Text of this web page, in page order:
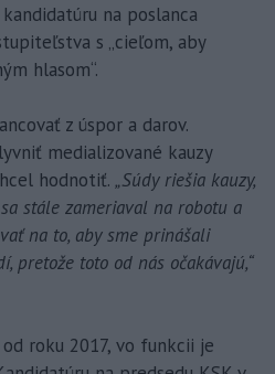
na poslanca
s „cieľom, aby
hlasom“.
z úspor a darov.
medializované kauzy
hodnotiť. „Súdy riešia kauzy,
stále zameriaval na robotu a
na to, aby sme prinášali
pretože toto od nás očakávajú,“
roku 2017, vo funkcii je